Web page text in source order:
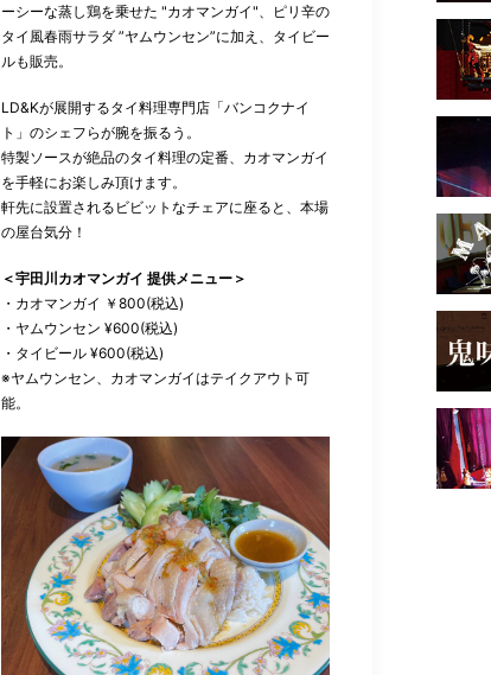
ーシーな蒸し鶏を乗せた "カオマンガイ"、ピリ辛の
タイ風春雨サラダ ”ヤムウンセン”に加え、タイビー
ルも販売。
LD&Kが展開するタイ料理専門店「バンコクナイ
ト」のシェフらが腕を振るう。
特製ソースが絶品のタイ料理の定番、カオマンガイ
を手軽にお楽しみ頂けます。
軒先に設置されるビビットなチェアに座ると、本場
の屋台気分！
＜宇田川カオマンガイ 提供メニュー＞
・カオマンガイ ￥800(税込)
・ヤムウンセン ¥600(税込)
・タイビール ¥600(税込)
※ヤムウンセン、カオマンガイはテイクアウト可
能。